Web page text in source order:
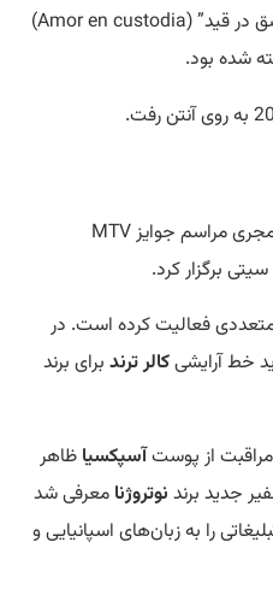
سریال، بازسازی سریالی به نام “عشق در قید” (Amor en custodia)
شده بود.
در ۱۲ آگوست ۲۰۱۴، ایزا به عنوان مجری مراسم جوایز MTV
فعالیت کرده است. در
کالر ترند برای برند
آسپکسیا ظاهر
نوتروژنا معرفی شد
را به زبان‌های اسپانیایی و